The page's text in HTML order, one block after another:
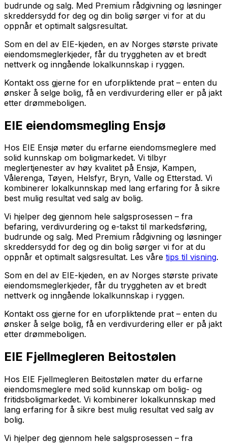
budrunde og salg. Med Premium rådgivning og løsninger
skreddersydd for deg og din bolig sørger vi for at du
oppnår et optimalt salgsresultat.
Som en del av EIE-kjeden, en av Norges største private
eiendomsmeglerkjeder, får du tryggheten av et bredt
nettverk og inngående lokalkunnskap i ryggen.
Kontakt oss gjerne for en uforpliktende prat – enten du
ønsker å selge bolig, få en verdivurdering eller er på jakt
etter drømmeboligen.
EIE eiendomsmegling Ensjø
Hos EIE Ensjø møter du erfarne eiendomsmeglere med
solid kunnskap om boligmarkedet. Vi tilbyr
meglertjenester av høy kvalitet på Ensjø, Kampen,
Vålerenga, Tøyen, Helsfyr, Bryn, Valle og Etterstad. Vi
kombinerer lokalkunnskap med lang erfaring for å sikre
best mulig resultat ved salg av bolig.
Vi hjelper deg gjennom hele salgsprosessen – fra
befaring, verdivurdering og e-takst til markedsføring,
budrunde og salg. Med Premium rådgivning og løsninger
skreddersydd for deg og din bolig sørger vi for at du
oppnår et optimalt salgsresultat. Les våre tips til visning.
Som en del av EIE-kjeden, en av Norges største private
eiendomsmeglerkjeder, får du tryggheten av et bredt
nettverk og inngående lokalkunnskap i ryggen.
Kontakt oss gjerne for en uforpliktende prat – enten du
ønsker å selge bolig, få en verdivurdering eller er på jakt
etter drømmeboligen.
EIE Fjellmegleren Beitostølen
Hos EIE Fjellmegleren Beitostølen møter du erfarne
eiendomsmeglere med solid kunnskap om bolig- og
fritidsboligmarkedet. Vi kombinerer lokalkunnskap med
lang erfaring for å sikre best mulig resultat ved salg av
bolig.
Vi hjelper deg gjennom hele salgsprosessen – fra